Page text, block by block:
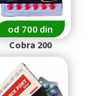
od 700 din
Cobra 200